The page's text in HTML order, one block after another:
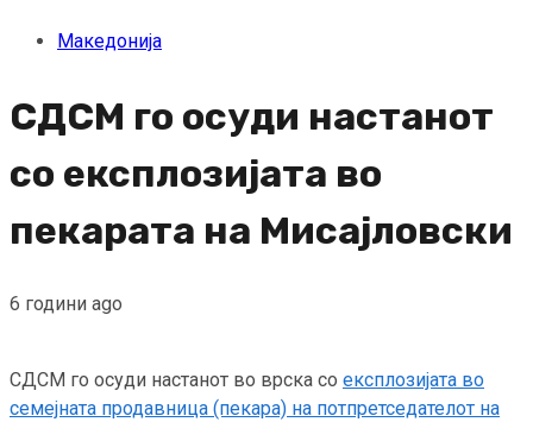
Македонија
СДСМ го осуди настанот
со експлозијата во
пекарата на Мисајловски
6 години ago
СДСМ го осуди настанот во врска со експлозијата во
семејната продавница (пекара) на потпретседателот на